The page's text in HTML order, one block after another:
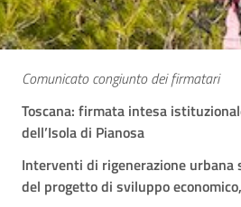
Comunicato congiunto dei firmatari
Toscana: firmata intesa
dell’Isola di Pianosa
Interventi di rigenerazione urbana
del progetto di sviluppo